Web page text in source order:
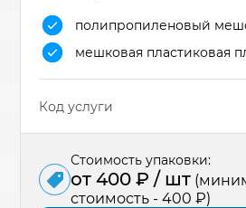
полипропиленовый
мешковая пластиковая
Код услуги
Стоимость упаковки:
от 400 ₽ / шт
стоимость - 400 ₽)